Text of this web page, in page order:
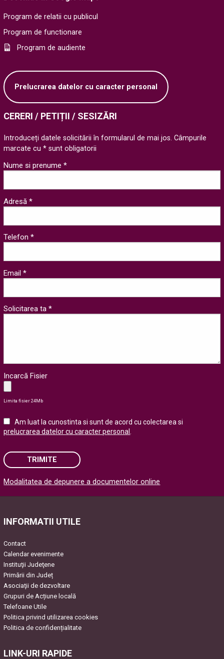
Program de relatii cu publicul
Program de functionare
Program de audiente
Prelucrarea datelor cu caracter personal
CERERI / PETIȚII / SESIZĂRI
Introduceți datele solicitării în formularul de mai jos. Câmpurile
marcate cu * sunt obligatorii
Nume si prenume *
Adresă *
Telefon *
Email *
Solicitarea ta *
Incarcă Fisier
Limita fisier 24Mb
Am luat la cunostinta si sunt de acord cu colectarea si
prelucrarea datelor cu caracter personal
TRIMITE
Please leave this field empty.
Modalitatea de depunere a documentelor online
INFORMATII UTILE
Contact
Calendar evenimente
Instituţii Judeţene
Primării din Județ
Asociaţii de dezvoltare
Grupuri de Acțiune locală
Telefoane Utile
Politica privind utilizarea cookies
Politica de confidențialitate
LINK-URI RAPIDE